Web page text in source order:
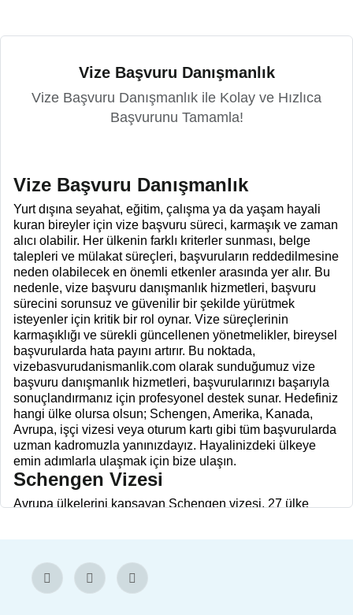
Vize Başvuru Danışmanlık
Vize Başvuru Danışmanlık ile Kolay ve Hızlıca
Başvurunu Tamamla!
Vize Başvuru Danışmanlık
Yurt dışına seyahat, eğitim, çalışma ya da yaşam hayali
kuran bireyler için vize başvuru süreci, karmaşık ve zaman
alıcı olabilir. Her ülkenin farklı kriterler sunması, belge
talepleri ve mülakat süreçleri, başvuruların reddedilmesine
neden olabilecek en önemli etkenler arasında yer alır. Bu
nedenle, vize başvuru danışmanlık hizmetleri, başvuru
sürecini sorunsuz ve güvenilir bir şekilde yürütmek
isteyenler için kritik bir rol oynar. Vize süreçlerinin
karmaşıklığı ve sürekli güncellenen yönetmelikler, bireysel
başvurularda hata payını artırır. Bu noktada,
vizebasvurudanismanlik.com olarak sunduğumuz vize
başvuru danışmanlık hizmetleri, başvurularınızı başarıyla
sonuçlandırmanız için profesyonel destek sunar. Hedefiniz
hangi ülke olursa olsun; Schengen, Amerika, Kanada,
Avrupa, işçi vizesi veya oturum kartı gibi tüm başvurularda
uzman kadromuzla yanınızdayız. Hayalinizdeki ülkeye
emin adımlarla ulaşmak için bize ulaşın.
Schengen Vizesi
Avrupa ülkelerini kapsayan Schengen vizesi, 27 ülke
detay bulunur: doğru ülkeye başvuru yapılması, seyahat
planının net olması, otel ve uçak rezervasyonlarının